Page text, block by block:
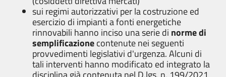
sui regimi autorizzativi per la costruzione ed
esercizio di impianti a fonti energetiche
rinnovabili hanno inciso una serie di norme di
semplificazionecontenute nei seguenti
provvedimenti legislativi d'urgenza. Alcuni di
tali interventi hanno modificato ed integrato la